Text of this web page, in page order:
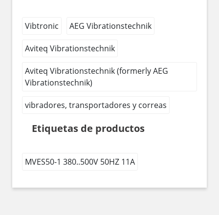
Vibtronic AEG Vibrationstechnik
Aviteq Vibrationstechnik
Aviteq Vibrationstechnik (formerly AEG
Vibrationstechnik)
vibradores, transportadores y correas
Etiquetas de productos
MVES50-1 380..500V 50HZ 11A